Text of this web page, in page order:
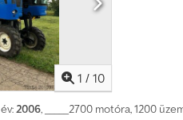
1 / 10
2006, _____2700 motóra, 1200á